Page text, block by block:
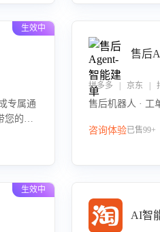
生效中
专属通
您的客
售后
拼多多 | 京东 |
售后机器人 · 工
咨询体验已售99+
生效中
AI智